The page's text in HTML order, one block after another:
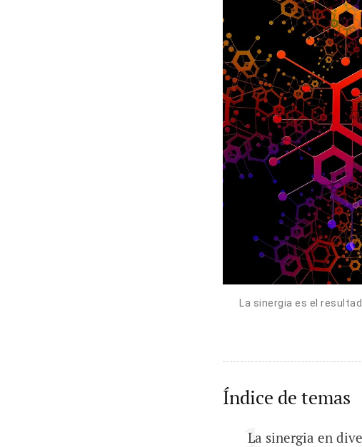
La sinergia es el
Índice de temas
La sinergia en